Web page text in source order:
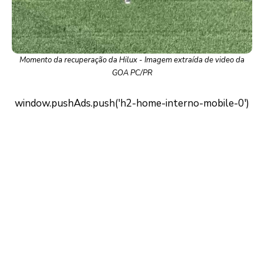
Momento da recuperação da Hilux - Imagem extraída de video da
GOA PC/PR